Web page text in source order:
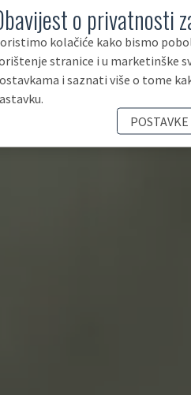
o privatnosti
kolačiće kako bismo
stranice i u marketinške
i saznati više o tome